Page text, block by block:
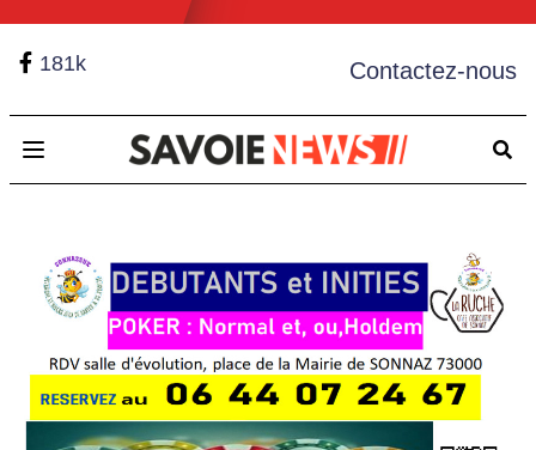
181k Contactez-nous
Open main menu